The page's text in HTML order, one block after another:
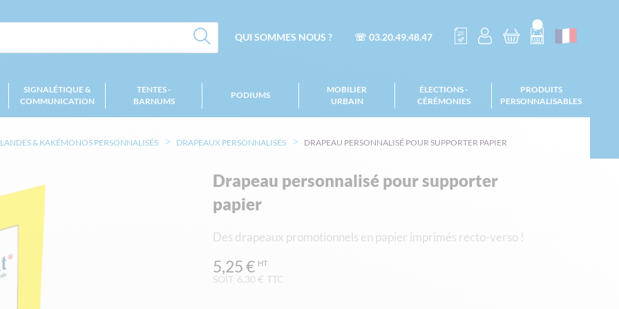
QUI SOMMES NOUS ? ☏ 03.20.49.48.47
SIGNALÉTIQUE &
COMMUNICATION
TENTES -
BARNUMS
PODIUMS
MOBILIER
URBAIN
ÉLECTIONS -
CÉRÉMONIES
PRODUITS
PERSONNALISABLES
& KAKÉMONOS PERSONNALISÉS DRAPEAUX PERSONNALISÉS DRAPEAU PERSONNALISÉ POUR SUPPORTER PAPIER
Drapeau personnalisé pour supporter
papier
Des drapeaux promotionnels en papier imprimés recto-verso !
SOIT 6,30 € TTC
5,25 €